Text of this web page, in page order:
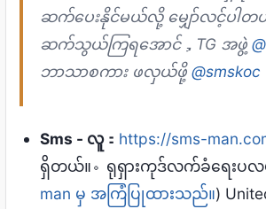
ဆက်ပေးနိုင်မယ်လို့ မျှော်လင့်ပါ
ဆက်သွယ်ကြရအောင်，TG အဖွဲ့
ဘာသာစကား ဖလှယ်ဖို့@smskoc
Sms - လူ： https://sms-
ရှိတယ်။。ရုရှားကုဒ်လက်ခံရေးပလ
man မှ အကြံပြုထားသည်။)